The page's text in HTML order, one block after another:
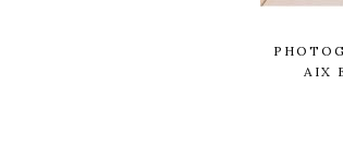
AIX